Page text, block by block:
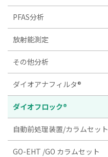
PFAS分析
放射能測定
その他分析
ダイオアナフィルタ®
ダイオフロック®
自動前処理装置/カラムセット
GO-EHT /GO カラムセット